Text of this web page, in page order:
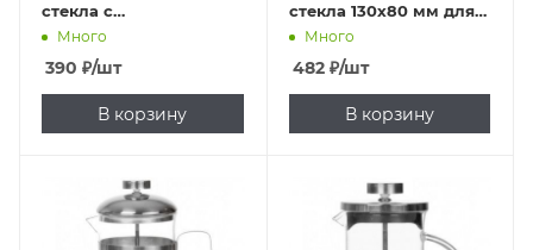
стекла с
нержавеющим
фильтром 400 мл
Много
390 ₽/шт
В корзину
стекла 130х80 мм для
подогрева чайника
Много
482₽/шт
В корзину